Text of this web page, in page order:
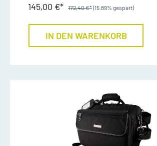
145,00 €* 172,40 €*(15.89% gespart)
IN DEN WARENKORB